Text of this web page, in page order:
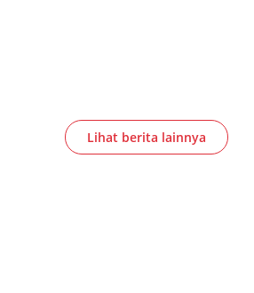
Lihat berita lainnya